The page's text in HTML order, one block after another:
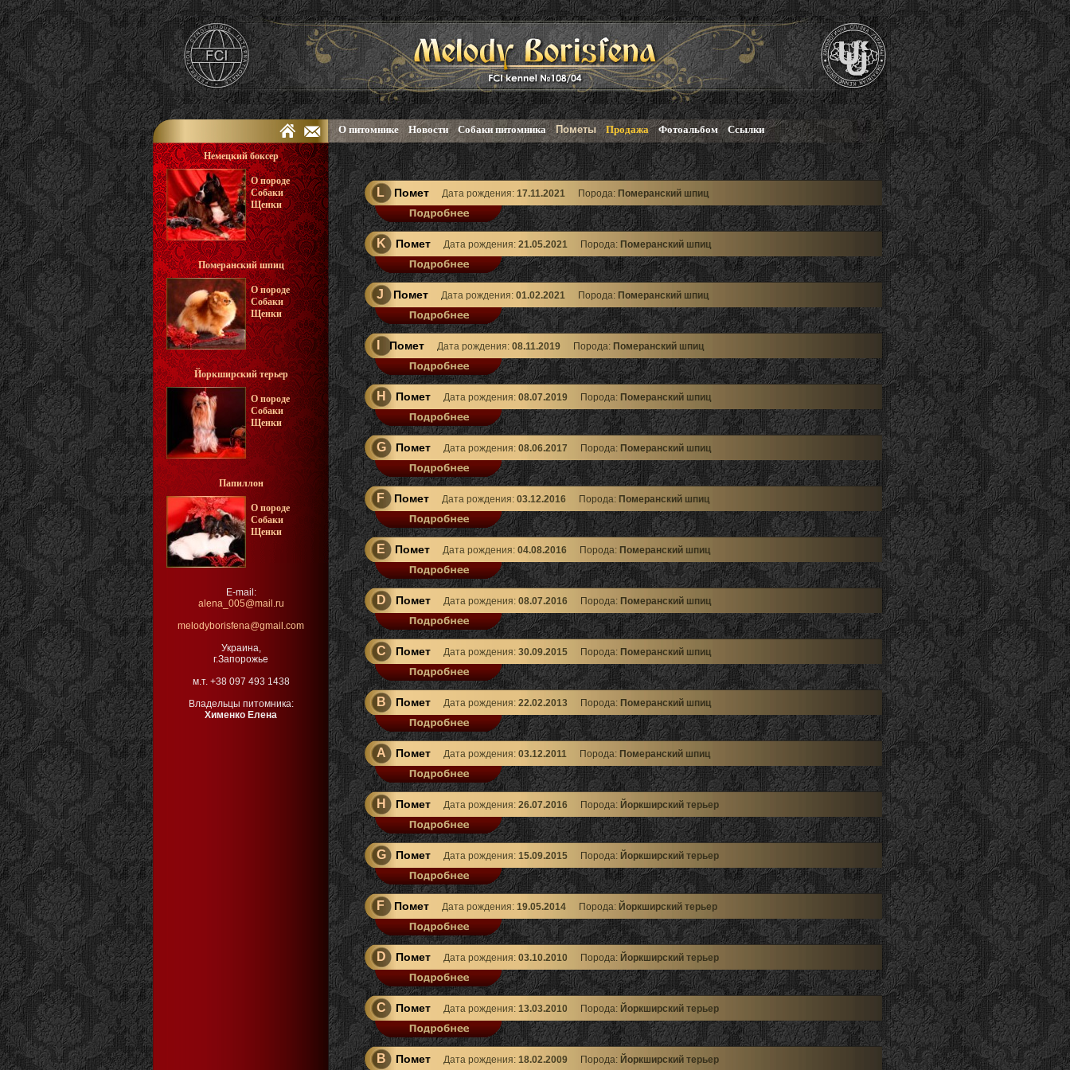
Немецкий боксер
О породе
Собаки
Щенки
Померанский шпиц
О породе
Собаки
Щенки
Йоркширский терьер
О породе
Собаки
Щенки
Папиллон
О породе
Собаки
Щенки
E-mail:
alena_005@mail.ru
melodyborisfena@gmail.com
Украина,
г.Запорожье
м.т. +38 097 493 1438
Владельцы питомника:
Хименко Елена
О питомнике Новости Собаки питомника Пометы Продажа Фотоальбом Ссылки
LПомет Дата рождения: 17.11.2021 Порода: Померанский шпиц
K Помет Дата рождения: 21.05.2021 Порода: Померанский шпиц
J Помет Дата рождения: 01.02.2021 Порода: Померанский шпиц
Помет Дата рождения: 08.11.2019 Порода: Померанский шпиц
H Помет Дата рождения: 08.07.2019 Порода: Померанский шпиц
GПомет Дата рождения: 08.06.2017 Порода: Померанский шпиц
F Помет Дата рождения: 03.12.2016 Порода: Померанский шпиц
E Помет Дата рождения: 04.08.2016 Порода: Померанский шпиц
D Помет Дата рождения: 08.07.2016 Порода: Померанский шпиц
C Помет Дата рождения: 30.09.2015 Порода: Померанский шпиц
B Помет Дата рождения: 22.02.2013 Порода: Померанский шпиц
A Помет Дата рождения: 03.12.2011 Порода: Померанский шпиц
H Помет Дата рождения: 26.07.2016 Порода: Йоркширский терьер
GПомет Дата рождения: 15.09.2015 Порода: Йоркширский терьер
F Помет Дата рождения: 19.05.2014 Порода: Йоркширский терьер
D Помет Дата рождения: 03.10.2010 Порода: Йоркширский терьер
C Помет Дата рождения: 13.03.2010 Порода: Йоркширский терьер
B Помет Дата рождения: 18.02.2009 Порода: Йоркширский терьер